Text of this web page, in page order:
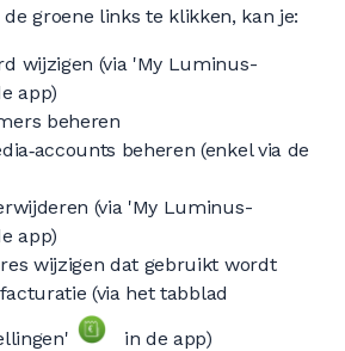
de groene links te klikken, kan je:
wijzigen (via 'My Luminus-
app)
beheren
beheren (enkel via de
(via 'My Luminus-
app)
wijzigen dat gebruikt wordt
(via het tabblad
in de app)